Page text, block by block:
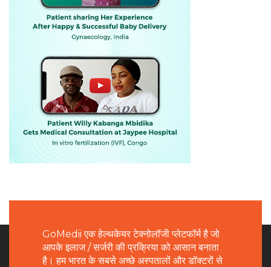
GoMedii एक हेल्थकेयर टेक्नोलॉजी प्लेटफॉर्म है जो
आपके इलाज / सर्जरी की प्रक्रिया को आसान बनाता
है। हम भारत के सबसे अच्छे अस्पतालों और डॉक्टरों से